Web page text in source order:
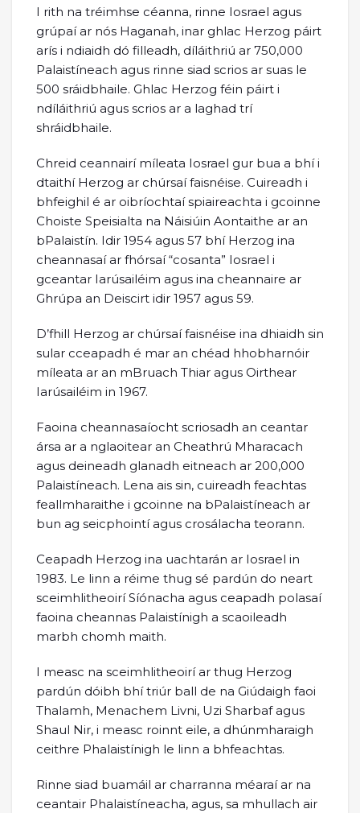
I rith na tréimhse céanna, rinne Iosrael agus
grúpaí ar nós Haganah, inar ghlac Herzog páirt
arís i ndiaidh dó filleadh, díláithriú ar 750,000
Palaistíneach agus rinne siad scrios ar suas le
500 sráidbhaile. Ghlac Herzog féin páirt i
ndíláithriú agus scrios ar a laghad trí
shráidbhaile.
Chreid ceannairí míleata Iosrael gur bua a bhí i
dtaithí Herzog ar chúrsaí faisnéise. Cuireadh i
bhfeighil é ar oibríochtaí spiaireachta i gcoinne
Choiste Speisialta na Náisiúin Aontaithe ar an
bPalaistín. Idir 1954 agus 57 bhí Herzog ina
cheannasaí ar fhórsaí “cosanta” Iosrael i
gceantar Iarúsailéim agus ina cheannaire ar
Ghrúpa an Deiscirt idir 1957 agus 59.
D’fhill Herzog ar chúrsaí faisnéise ina dhiaidh sin
sular cceapadh é mar an chéad hhobharnóir
míleata ar an mBruach Thiar agus Oirthear
Iarúsailéim in 1967.
Faoina cheannasaíocht scriosadh an ceantar
ársa ar a nglaoitear an Cheathrú Mharacach
agus deineadh glanadh eitneach ar 200,000
Palaistíneach. Lena ais sin, cuireadh feachtas
feallmharaithe i gcoinne na bPalaistíneach ar
bun ag seicphointí agus crosálacha teorann.
Ceapadh Herzog ina uachtarán ar Iosrael in
1983. Le linn a réime thug sé pardún do neart
sceimhlitheoirí Síónacha agus ceapadh polasaí
faoina cheannas Palaistínigh a scaoileadh
marbh chomh maith.
I measc na sceimhlitheoirí ar thug Herzog
pardún dóibh bhí triúr ball de na Giúdaigh faoi
Thalamh, Menachem Livni, Uzi Sharbaf agus
Shaul Nir, i measc roinnt eile, a dhúnmharaigh
ceithre Phalaistínigh le linn a bhfeachtas.
Rinne siad buamáil ar charranna méaraí ar na
ceantair Phalaistíneacha, agus, sa mhullach air